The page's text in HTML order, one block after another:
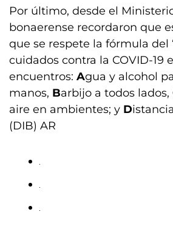
Por último, desde el
bonaerense recordaron que
que se respete la fórmula del
cuidados contra la COVID-19
encuentros: Agua y alcohol
manos, Barbijo a todos lados,
aire en ambientes; y D
(DIB) AR